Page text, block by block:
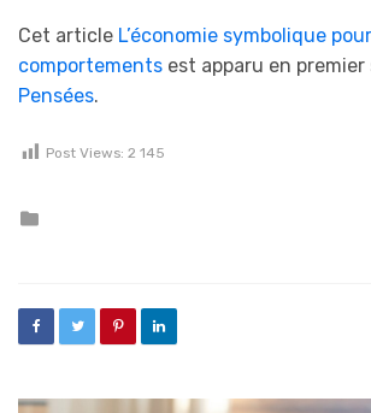
Cet article L’économie symbolique
comportements est apparu en premier
Pensées.
Post Views: 2 145